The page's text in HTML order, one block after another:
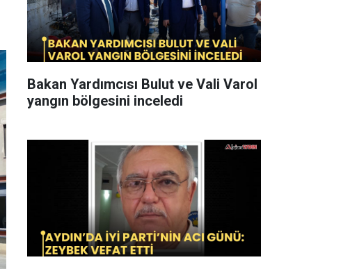
Bakan Yardımcısı Bulut ve Vali Varol
yangın bölgesini inceledi